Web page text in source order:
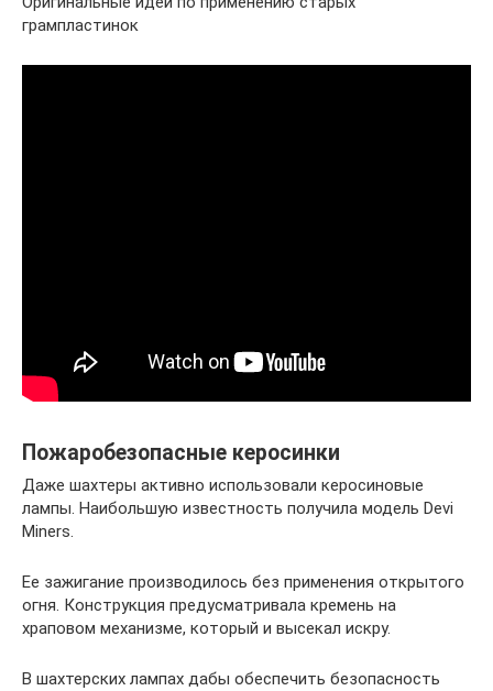
грампластинок
Пожаробезопасные керосинки
Даже шахтеры активно использовали керосиновые
лампы. Наибольшую известность получила модель Devi
Miners.
Ее зажигание производилось без применения открытого
огня. Конструкция предусматривала кремень на
храповом механизме, который и высекал искру.
В шахтерских лампах дабы обеспечить безопасность